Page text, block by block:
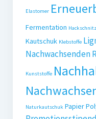
Elastomer
Fermentation
Kautschuk Klebstoffe
Nachwachsenden
Kunststoffe
Naturkautschuk Papier